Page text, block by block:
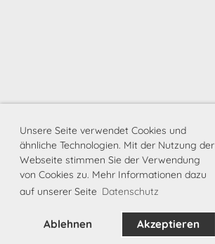
Unsere Seite verwendet Cookies und
ähnliche Technologien. Mit der Nutzung der
Webseite stimmen Sie der Verwendung
von Cookies zu. Mehr Informationen dazu
auf unserer Seite Datenschutz
Ablehnen Akzeptieren